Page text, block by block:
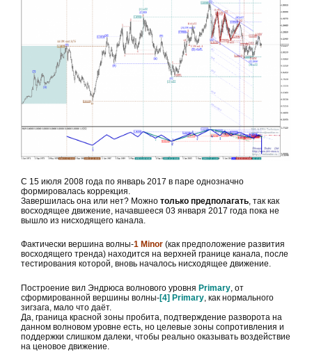
С 15 июля 2008 года по январь 2017 в паре однозначно
формировалась коррекция.
Завершилась она или нет? Можно только предполагать, так как
восходящее движение, начавшееся 03 января 2017 года пока не
вышло из нисходящего канала.
Фактически вершина волны-1 Minor (как предположение развития
восходящего тренда) находится на верхней границе канала, после
тестирования которой, вновь началось нисходящее движение.
Построение вил Эндрюса волнового уровня Primary , от
сформированной вершины волны-[4] Primary , как нормального
зигзага, мало что даёт.
Да, граница красной зоны пробита, подтверждение разворота на
данном волновом уровне есть, но целевые зоны сопротивления и
поддержки слишком далеки, чтобы реально оказывать воздействие
на ценовое движение.